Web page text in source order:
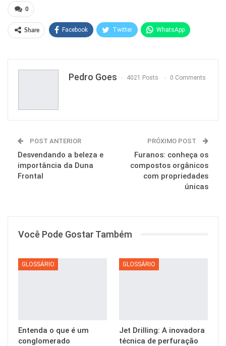
0
Share Facebook Twitter WhatsApp
Pedro Goes 4021 Posts 0 Comments
POST ANTERIOR
Desvendando a beleza e
importância da Duna
Frontal
PRÓXIMO POST
Furanos: conheça os
compostos orgânicos
com propriedades
únicas
Você Pode Gostar Também
GLOSSÁRIO
Entenda o que é um
conglomerado
GLOSSÁRIO
Jet Drilling: A inovadora
técnica de perfuração